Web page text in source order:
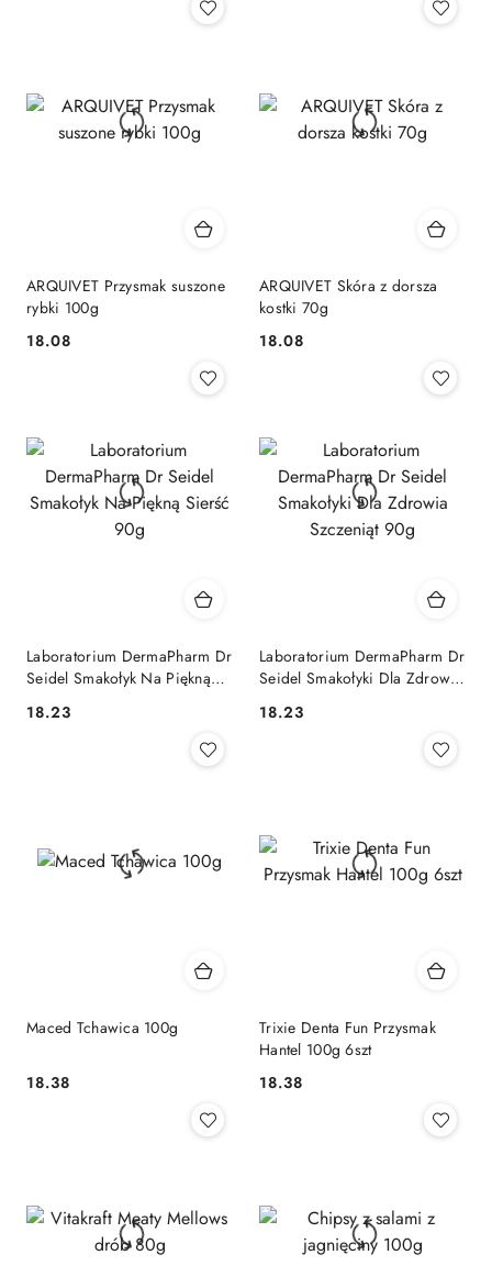
ARQUIVET Przysmak suszone
rybki 100g
Cena:
18.08
ARQUIVET Skóra z dorsza
kostki 70g
Cena:
18.08
Laboratorium DermaPharm Dr
Seidel Smakołyk Na Piękną
Cena:
18.23
Laboratorium DermaPharm Dr
Seidel Smakołyki Dla Zdrowia
Cena:
18.23
Maced Tchawica 100g
Cena:
18.38
Trixie Denta Fun Przysmak
Hantel 100g 6szt
Cena:
18.38